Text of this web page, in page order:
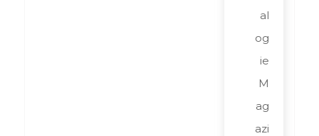
al
og
ie
M
ag
azi